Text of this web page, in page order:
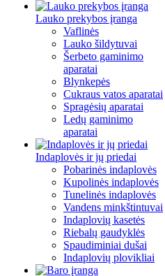
Lauko prekybos įranga
Vaflinės
Lauko šildytuvai
Šerbeto gaminimo
aparatai
Blynkepės
Cukraus vatos aparatai
Spragėsių aparatai
Ledų gaminimo
aparatai
Indaplovės ir jų priedai
Pobarinės indaplovės
Kupolinės indaplovės
Tunelinės indaplovės
Vandens minkštintuvai
Indaplovių kasetės
Riebalų gaudyklės
Spaudiminiai dušai
Indaplovių plovikliai